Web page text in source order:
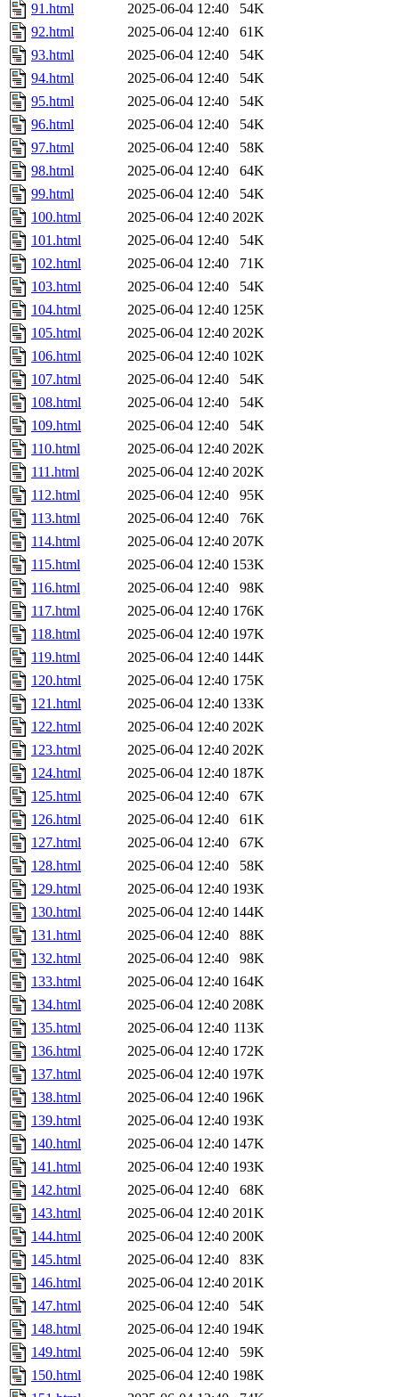
91.html
2025-06-04 12:40
54K
92.html
2025-06-04 12:40
61K
93.html
2025-06-04 12:40
54K
94.html
2025-06-04 12:40
54K
95.html
2025-06-04 12:40
54K
96.html
2025-06-04 12:40
54K
97.html
2025-06-04 12:40
58K
98.html
2025-06-04 12:40
64K
99.html
2025-06-04 12:40
54K
100.html
2025-06-04 12:40 202K
101.html
2025-06-04 12:40
54K
102.html
2025-06-04 12:40
71K
103.html
2025-06-04 12:40
54K
104.html
2025-06-04 12:40 125K
105.html
2025-06-04 12:40 202K
106.html
2025-06-04 12:40 102K
107.html
2025-06-04 12:40
54K
108.html
2025-06-04 12:40
54K
109.html
2025-06-04 12:40
54K
110.html
2025-06-04 12:40 202K
111.html
2025-06-04 12:40 202K
112.html
2025-06-04 12:40
95K
113.html
2025-06-04 12:40
76K
114.html
2025-06-04 12:40 207K
115.html
2025-06-04 12:40 153K
116.html
2025-06-04 12:40
98K
117.html
2025-06-04 12:40 176K
118.html
2025-06-04 12:40 197K
119.html
2025-06-04 12:40 144K
120.html
2025-06-04 12:40 175K
121.html
2025-06-04 12:40 133K
122.html
2025-06-04 12:40 202K
123.html
2025-06-04 12:40 202K
124.html
2025-06-04 12:40 187K
125.html
2025-06-04 12:40
67K
126.html
2025-06-04 12:40
61K
127.html
2025-06-04 12:40
67K
128.html
2025-06-04 12:40
58K
129.html
2025-06-04 12:40 193K
130.html
2025-06-04 12:40 144K
131.html
2025-06-04 12:40
88K
132.html
2025-06-04 12:40
98K
133.html
2025-06-04 12:40 164K
134.html
2025-06-04 12:40 208K
135.html
2025-06-04 12:40 113K
136.html
2025-06-04 12:40 172K
137.html
2025-06-04 12:40 197K
138.html
2025-06-04 12:40 196K
139.html
2025-06-04 12:40 193K
140.html
2025-06-04 12:40 147K
141.html
2025-06-04 12:40 193K
142.html
2025-06-04 12:40
68K
143.html
2025-06-04 12:40 201K
144.html
2025-06-04 12:40 200K
145.html
2025-06-04 12:40
83K
146.html
2025-06-04 12:40 201K
147.html
2025-06-04 12:40
54K
148.html
2025-06-04 12:40 194K
149.html
2025-06-04 12:40
59K
150.html
2025-06-04 12:40 198K